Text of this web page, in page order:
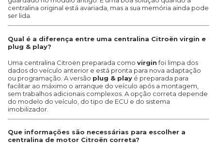
centralina original está avariada, mas a sua memória ainda pode
ser lida.
Qual é a diferença entre uma centralina Citroën virgin e
plug & play?
Uma centralina Citroën preparada como virginfoi limpa dos
dados do veículo anterior e está pronta para nova adaptação
ou programação. A versão plug & play é preparada para
facilitar ao máximo o arranque do veículo após a montagem,
sem trabalhos adicionais complexos. A opção correta depende
do modelo do veículo, do tipo de ECU e do sistema
imobilizador.
Que informações são necessárias para escolher a
centralina de motor Citroën correta?